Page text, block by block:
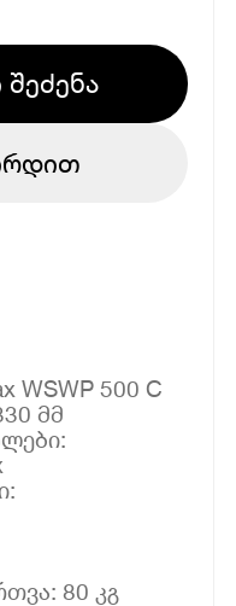
შეძენა
WSWP 500 C
მმ
80 კგ